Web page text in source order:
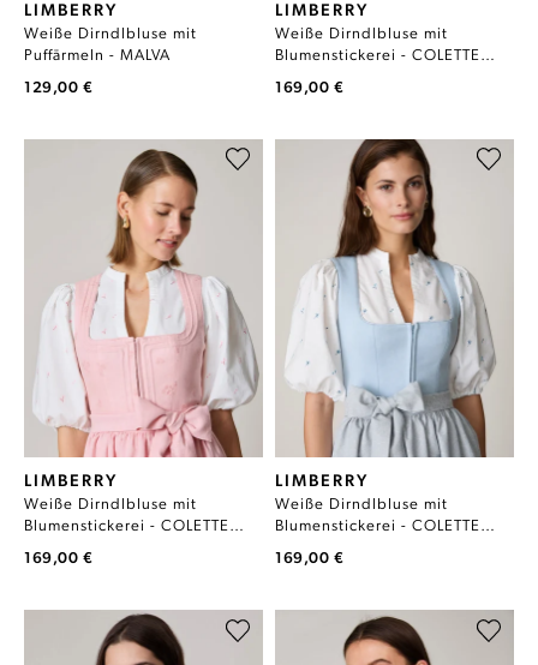
LIMBERRY
Weiße Dirndlbluse mit
Puffärmeln - MALVA
129,00 €
LIMBERRY
Weiße Dirndlbluse mit
Blumenstickerei - COLETTE
169,00 €
LIMBERRY
Weiße Dirndlbluse mit
Blumenstickerei - COLETTE
169,00 €
LIMBERRY
Weiße Dirndlbluse mit
Blumenstickerei - COLETTE
169,00 €